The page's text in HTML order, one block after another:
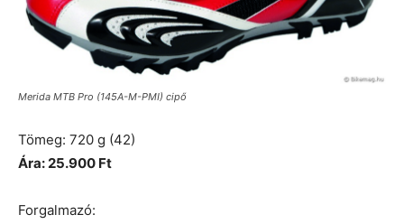
Merida MTB Pro (145A-M-PMI) cipő
Tömeg: 720 g (42)
Ára: 25.900 Ft
Forgalmazó: